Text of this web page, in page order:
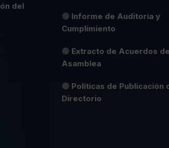
del
🟢 Informe de Auditoría y
Cumplimiento
🟢 Extracto de Acuerdos de
Asamblea
🟡 Políticas de Publicación
Directorio